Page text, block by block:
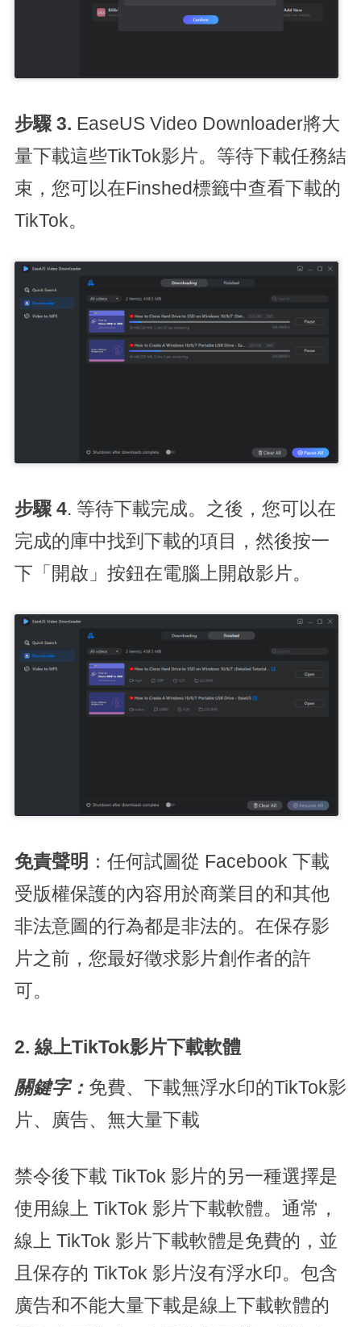
步驟 3. EaseUS Video Downloader將大
量下載這些TikTok影片。等待下載任務結
束，您可以在Finshed標籤中查看下載的
TikTok。
步驟 4. 等待下載完成。之後，您可以在
完成的庫中找到下載的項目，然後按一
下「開啟」按鈕在電腦上開啟影片。
免責聲明 ：任何試圖從 Facebook 下載
受版權保護的內容用於商業目的和其他
非法意圖的行為都是非法的。在保存影
片之前，您最好徵求影片創作者的許
可。
2. 線上TikTok影片下載軟體
關鍵字： 免費、下載無浮水印的TikTok影
片、廣告、無大量下載
禁令後下載 TikTok 影片的另一種選擇是
使用線上 TikTok 影片下載軟體。通常，
線上 TikTok 影片下載軟體是免費的，並
且保存的 TikTok 影片沒有浮水印。包含
廣告和不能大量下載是線上下載軟體的